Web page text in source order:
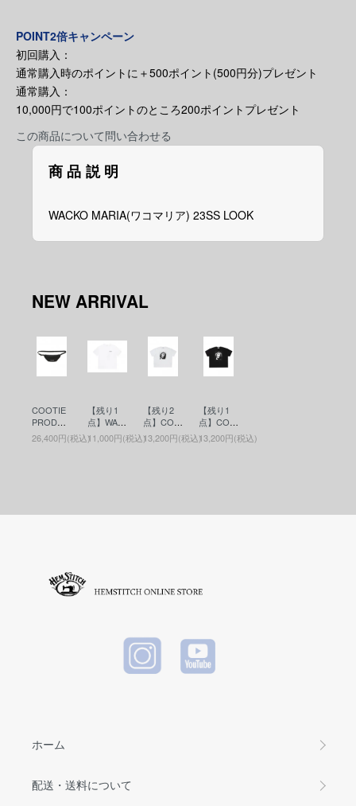
POINT2倍キャンペーン
初回購入：
通常購入時のポイントに＋500ポイント(500円分)プレゼント
通常購入：
10,000円で100ポイントのところ200ポイントプレゼント
この商品について問い合わせる
商品説明
WACKO MARIA(ワコマリア) 23SS LOOK
NEW ARRIVAL
COOTIE
PRODUC
TIONS(ク
ーティー)
26,400円(税込)
【残り1
点】WAC
KO MARI
A(ワコマ
T-SHIRT (
11,000円(税込)
【残り2
点】COO
TIE PRO
DUCTIO
S/S Tee)
13,200円(税込)
【残り1
点】COO
TIE PRO
DUCTIO
S/S Tee)
13,200円(税込)
ホーム
配送・送料について